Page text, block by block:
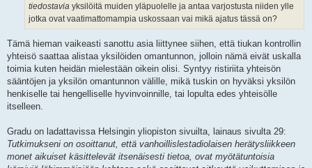
tiedostavia yksilöitä muiden yläpuolelle ja antaa varjostusta niiden ylle
jotka ovat vaatimattomampia uskossaan vai mikä ajatus tässä on?
Tämä hieman vaikeasti sanottu asia liittynee siihen, että tiukan kontrollin
yhteisö saattaa alistaa yksilöiden omantunnon, jolloin nämä eivät uskalla
toimia kuten heidän mielestään oikein olisi. Syntyy ristiriita yhteisön
sääntöjen ja yksilön omantunnon välille, mikä tuskin on hyväksi yksilön
henkiselle tai hengelliselle hyvinvoinnille, tai lopulta edes yhteisölle
itselleen.
Gradu on ladattavissa Helsingin yliopiston sivuilta, lainaus sivulta 29:
Tutkimukseni on osoittanut, että vanhoillislestadiolaisen herätysliikkeen
monet aikuiset käsittelevät itsenäisesti tietoa, ovat myötätuntoisia